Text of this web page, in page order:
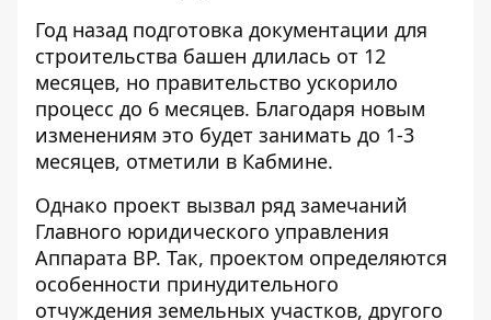
Год назад подготовка документации для
строительства башен длилась от 12
месяцев, но правительство ускорило
процесс до 6 месяцев. Благодаря новым
изменениям это будет занимать до 1-3
месяцев, отметили в Кабмине.
Однако проект вызвал ряд замечаний
Главного юридического управления
Аппарата ВР. Так, проектом определяются
особенности принудительного
отчуждения земельных участков, другого